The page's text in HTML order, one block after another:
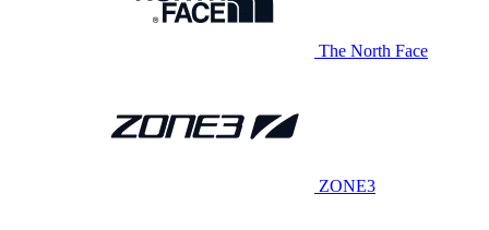
The North Face
ZONE3